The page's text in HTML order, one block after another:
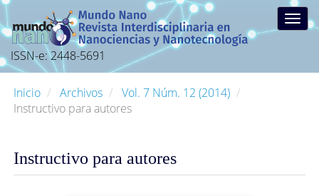
ISSN-e: 2448-5691
Inicio Archivos
Vol. 7 Núm. 12 (2014)
Instructivo para autores
Instructivo para autores